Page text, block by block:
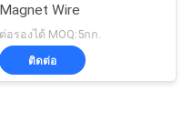
Magnet Wire
ต่อรองได้ MOQ:5กก.
ติดต่อ